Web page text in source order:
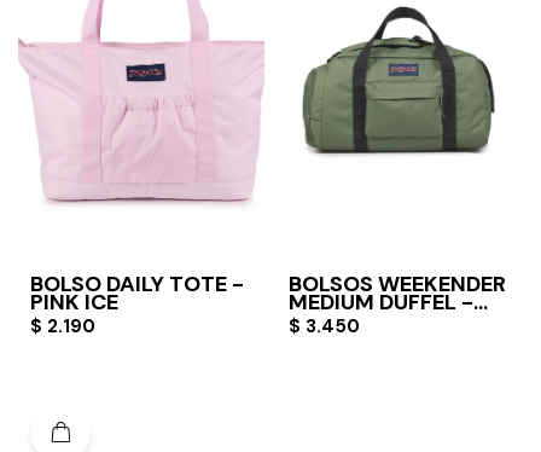
BOLSO DAILY TOTE -
PINK ICE
$ 2.190
BOLSOS WEEKENDER
MEDIUM DUFFEL -
CARGO GREEN
$ 3.450